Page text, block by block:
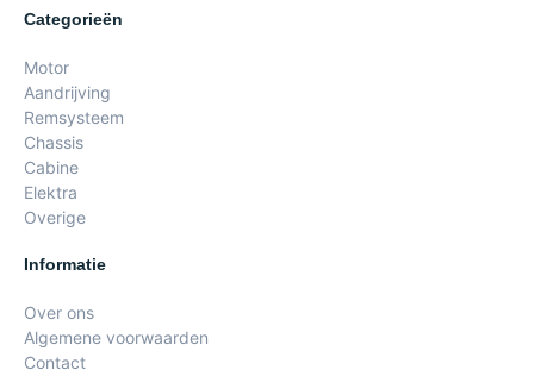
Categorieën
Motor
Aandrijving
Remsysteem
Chassis
Cabine
Elektra
Overige
Informatie
Over ons
Algemene voorwaarden
Contact